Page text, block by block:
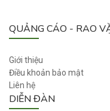
QUẢNG CÁO - RAO
Giới thiệu
Điều khoản bảo mật
Liên hệ
DIỄN ĐÀN